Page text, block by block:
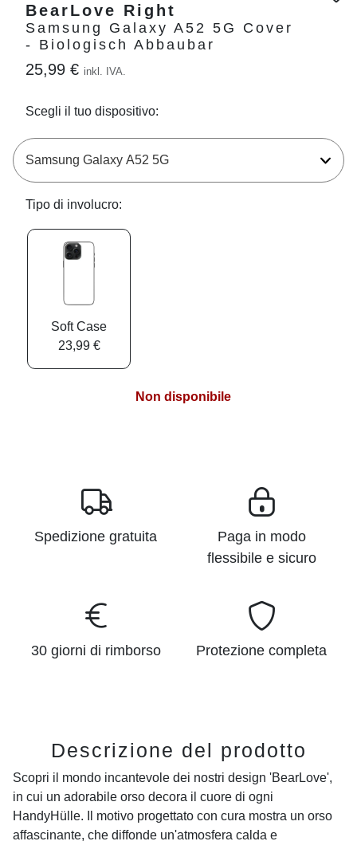
BearLove Right
Samsung Galaxy A52 5G Cover
- Biologisch Abbaubar
25,99 € inkl. IVA.
Scegli il tuo dispositivo:
Tipo di involucro:
Soft Case
23,99 €
Non disponibile
Spedizione gratuita
Paga in modo
flessibile e sicuro
30 giorni di rimborso Protezione completa
Descrizione del prodotto
Scopri il mondo incantevole dei nostri design 'BearLove',
in cui un adorabile orso decora il cuore di ogni
HandyHülle. Il motivo progettato con cura mostra un orso
affascinante, che diffonde un'atmosfera calda e